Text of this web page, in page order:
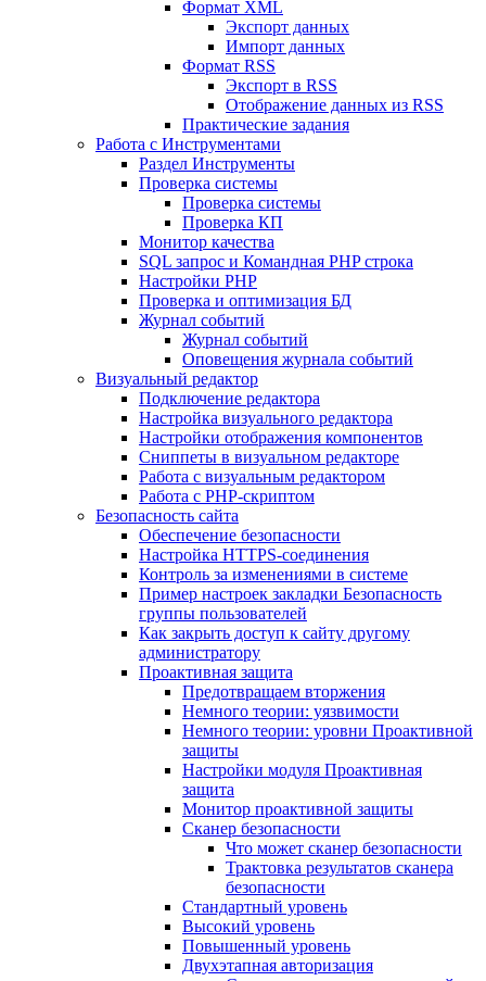
Формат XML
Экспорт данных
Импорт данных
Формат RSS
Экспорт в RSS
Отображение данных из RSS
Практические задания
Работа с Инструментами
Раздел Инструменты
Проверка системы
Проверка системы
Проверка КП
Монитор качества
SQL запрос и Командная PHP строка
Настройки PHP
Проверка и оптимизация БД
Журнал событий
Журнал событий
Оповещения журнала событий
Визуальный редактор
Подключение редактора
Настройка визуального редактора
Настройки отображения компонентов
Сниппеты в визуальном редакторе
Работа с визуальным редактором
Работа с PHP-скриптом
Безопасность сайта
Обеспечение безопасности
Настройка HTTPS-соединения
Контроль за изменениями в системе
Пример настроек закладки Безопасность
группы пользователей
Как закрыть доступ к сайту другому
администратору
Проактивная защита
Предотвращаем вторжения
Немного теории: уязвимости
Немного теории: уровни Проактивной
защиты
Настройки модуля Проактивная
защита
Монитор проактивной защиты
Сканер безопасности
Что может сканер безопасности
Трактовка результатов сканера
безопасности
Стандартный уровень
Высокий уровень
Повышенный уровень
Двухэтапная авторизация